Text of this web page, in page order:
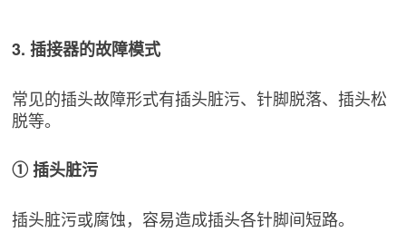
3. 插接器的故障模式
常见的插头故障形式有插头脏污、针脚脱落、插头松
脱等。
① 插头脏污
插头脏污或腐蚀，容易造成插头各针脚间短路。